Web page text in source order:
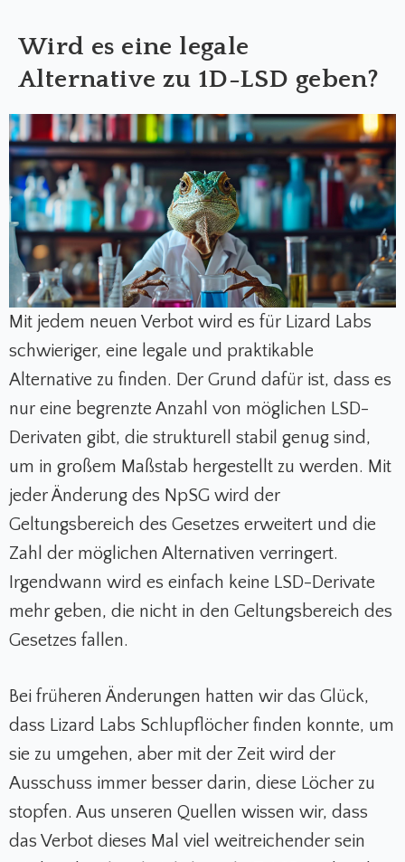
Wird es eine legale
Alternative zu 1D-LSD geben?
Mit jedem neuen Verbot wird es für Lizard Labs
schwieriger, eine legale und praktikable
Alternative zu finden. Der Grund dafür ist, dass es
nur eine begrenzte Anzahl von möglichen LSD-
Derivaten gibt, die strukturell stabil genug sind,
um in großem Maßstab hergestellt zu werden. Mit
jeder Änderung des NpSG wird der
Geltungsbereich des Gesetzes erweitert und die
Zahl der möglichen Alternativen verringert.
Irgendwann wird es einfach keine LSD-Derivate
mehr geben, die nicht in den Geltungsbereich des
Gesetzes fallen.
Bei früheren Änderungen hatten wir das Glück,
dass Lizard Labs Schlupflöcher finden konnte, um
sie zu umgehen, aber mit der Zeit wird der
Ausschuss immer besser darin, diese Löcher zu
stopfen. Aus unseren Quellen wissen wir, dass
das Verbot dieses Mal viel weitreichender sein